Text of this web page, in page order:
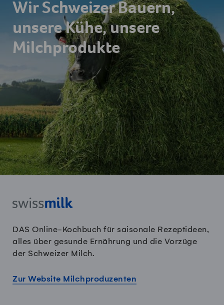
Wir Schweizer Bauern,
unsere Kühe, unsere
Milchprodukte
DAS Online-Kochbuch für saisonale Rezeptideen,
alles über gesunde Ernährung und die Vorzüge
der Schweizer Milch.
Zur Website Milchproduzenten